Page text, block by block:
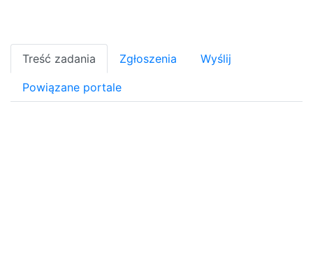
Treść zadania Zgłoszenia Wyślij
Powiązane portale